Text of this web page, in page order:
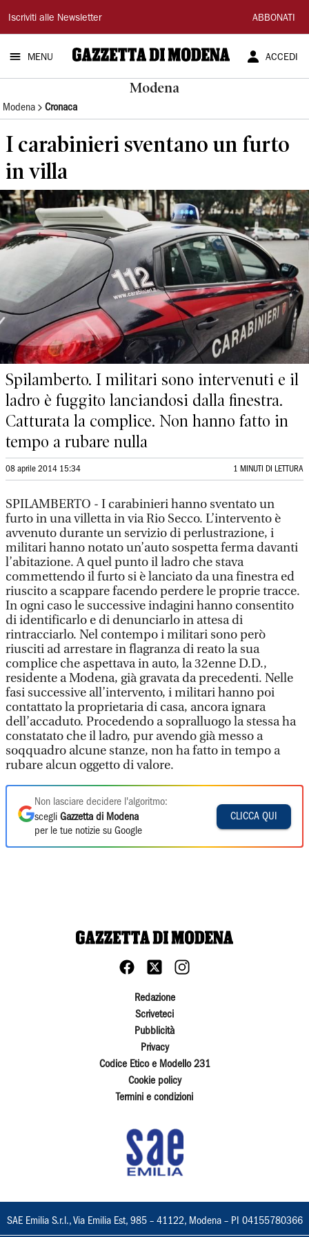
Gazzetta
di
Modena
Iscriviti alle Newsletter ABBONATI
MENU ACCEDI
Modena
Modena Cronaca
I carabinieri sventano un furto
in villa
Spilamberto. I militari sono intervenuti e il
ladro è fuggito lanciandosi dalla finestra.
Catturata la complice. Non hanno fatto in
tempo a rubare nulla
08 aprile 2014 15:34 1 MINUTI DI LETTURA
SPILAMBERTO - I carabinieri hanno sventato un
furto in una villetta in via Rio Secco. L’intervento è
avvenuto durante un servizio di perlustrazione, i
militari hanno notato un’auto sospetta ferma davanti
l’abitazione. A quel punto il ladro che stava
commettendo il furto si è lanciato da una finestra ed
riuscito a scappare facendo perdere le proprie tracce.
In ogni caso le successive indagini hanno consentito
di identificarlo e di denunciarlo in attesa di
rintracciarlo. Nel contempo i militari sono però
riusciti ad arrestare in flagranza di reato la sua
complice che aspettava in auto, la 32enne D.D.,
residente a Modena, già gravata da precedenti. Nelle
fasi successive all’intervento, i militari hanno poi
contattato la proprietaria di casa, ancora ignara
dell’accaduto. Procedendo a sopralluogo la stessa ha
constatato che il ladro, pur avendo già messo a
soqquadro alcune stanze, non ha fatto in tempo a
rubare alcun oggetto di valore.
Non lasciare decidere l'algoritmo:
scegli Gazzetta di Modena
per le tue notizie su Google
CLICCA QUI
Redazione
Scriveteci
Pubblicità
Privacy
Codice Etico e Modello 231
Cookie policy
Termini e condizioni
SAE Emilia S.r.l., Via Emilia Est, 985 – 41122, Modena – PI 04155780366